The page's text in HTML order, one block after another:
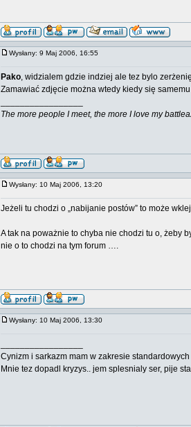
Wysłany: 9 Maj 2006, 16:55
Pako, widzialem gdzie indziej ale tez bylo
Zamawiać zdjęcie można wtedy kiedy się
The more people I meet, the more I love my
Wysłany: 10 Maj 2006, 13:20
Jeżeli tu chodzi o „nabijanie postów” to może
A tak na poważnie to chyba nie chodzi tu o, żeby
nie o to chodzi na tym forum ….
Wysłany: 10 Maj 2006, 13:30
Cynizm i sarkazm mam w zakresie
Mnie tez dopadl kryzys.. jem splesnialy ser, pije